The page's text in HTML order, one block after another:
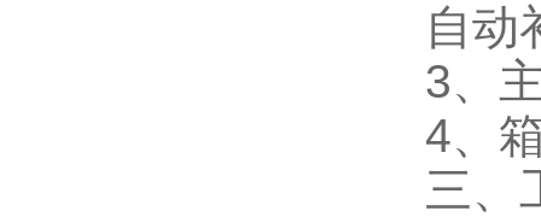
自动
3、
4、
三、